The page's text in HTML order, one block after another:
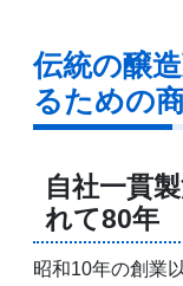
伝統の醸
るための
自社一貫
れて80年
昭和10年の創業